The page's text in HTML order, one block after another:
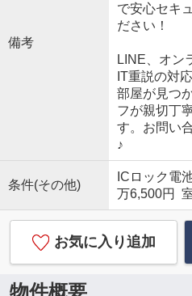
備考
で安心セキ
ださい！
LINE、オン
IT重説の対
部屋が見つ
フが親切丁
す。お問い
♪
条件(その他)
ICロック電
万6,500円
お気に入り追加